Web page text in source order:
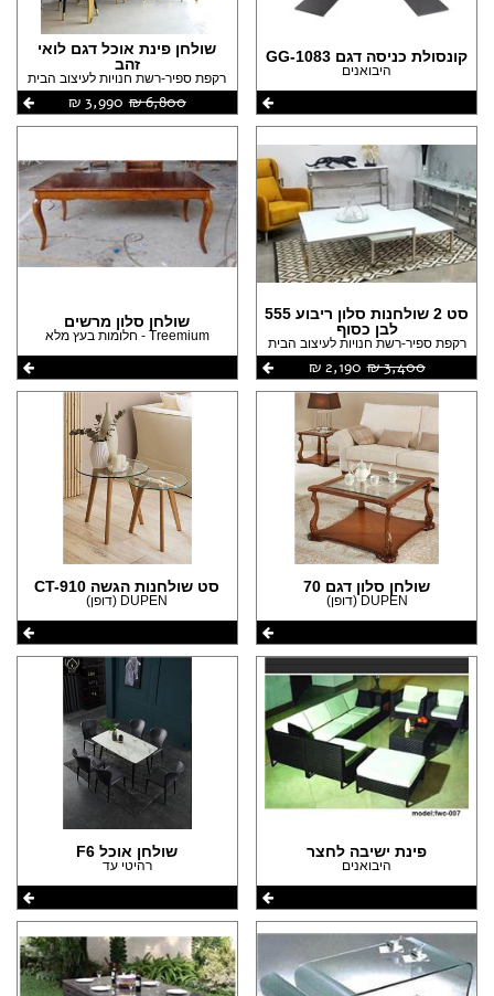
קונסולת כניסה דגם GG-1083
היבואנים
שולחן פינת אוכל דגם לואי
זהב
רקפת ספיר-רשת חנויות לעיצוב הבית
6,800 ‏₪
3,990 ‏₪
סט 2 שולחנות סלון ריבוע 555
לבן כסוף
רקפת ספיר-רשת חנויות לעיצוב הבית
3,400 ‏₪
2,190 ‏₪
שולחן סלון מרשים
Treemium - חלומות בעץ מלא
שולחן סלון דגם 70
DUPEN (דופן)
סט שולחנות הגשה CT-910
DUPEN (דופן)
פינת ישיבה לחצר
היבואנים
שולחן אוכל F6
רהיטי עד